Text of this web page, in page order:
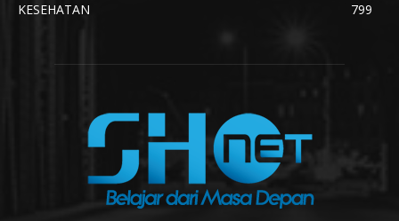
KESEHATAN
799